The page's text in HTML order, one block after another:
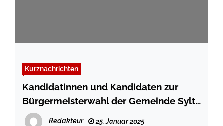
Kurznachrichten
Kandidatinnen und Kandidaten zur
Bürgermeisterwahl der Gemeinde Sylt
stehen fest
Redakteur 25. Januar 2025